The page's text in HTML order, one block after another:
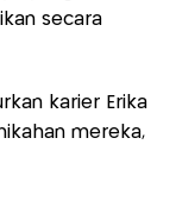
secara
karier Erika
mereka,